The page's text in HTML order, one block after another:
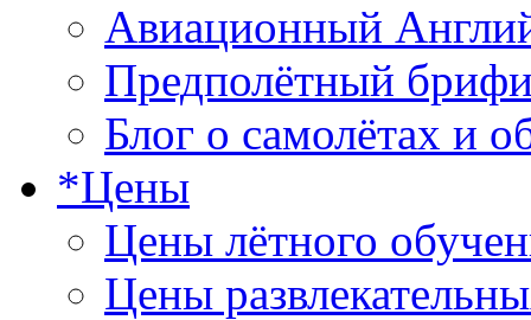
Авиационный
Предполётный
Блог о самолётах и
*Цены
Цены лётного
Цены